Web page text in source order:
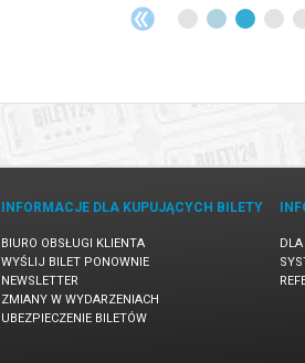
INFORMACJE DLA KUPUJĄCYCH BILETY
BIURO OBSŁUGI KLIENTA
WYŚLIJ BILET PONOWNIE
NEWSLETTER
ZMIANY W WYDARZENIACH
UBEZPIECZENIE BILETÓW